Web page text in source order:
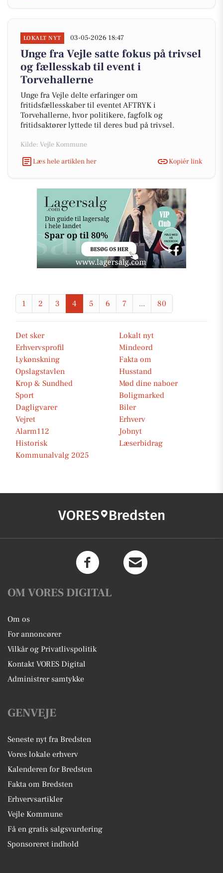
LOKALT NYT 03-05-2026 18:47
Unge fra Vejle satte fokus på trivsel
og fællesskab til event i
Torvehallerne
Unge fra Vejle delte erfaringer om
fritidsfællesskaber til eventet AFTRYK i
Torvehallerne, hvor politikere, fagfolk og
fritidsaktører lyttede til deres bud på trivsel.
Kilde: Vejle Kommune
Læs hele artiklen her
Kopiér link
1 2 3 4 5 6 7 ... 80
Det sker
Lokalt nyt
Erhvervsprofil
Mindeord
Lykønskning
Fakta om
Opslagstavlen
Husstand
Krop & Sundhed
Mød dine naboer
Sport
Boligmarked
Dagligvarer
Biler
Vejret
Erhverv
Alarm112
Jobnyt
Historisk
Læserbidrag
Kommunalvalg 2025
VORES Bredsten
OM VORES DIGITAL
Om os
For annoncører
Vilkår og Privatlivspolitik
Kontakt VORES Digital
Administrer samtykke
GENVEJE
Seneste nyt fra Bredsten
Vores lokale erhverv
Kalenderen for Bredsten
Fakta om Bredsten
Erhvervsartikler
Vejle Kommune
Få en gratis salgsvurdering
Sponsoreret indhold